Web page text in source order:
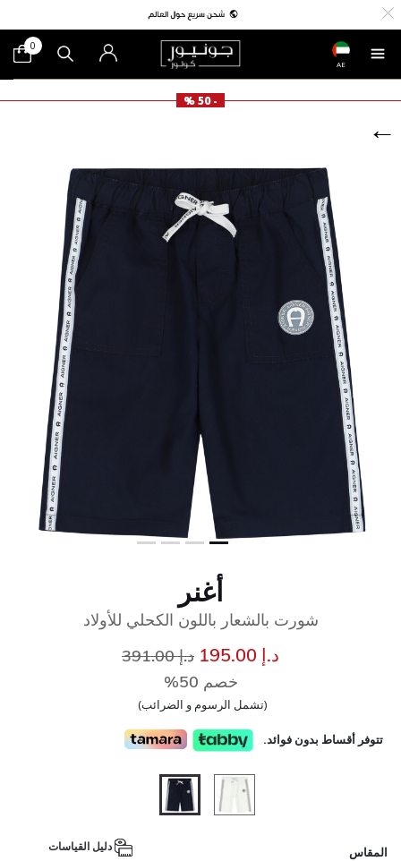
AE
0
- 50 %
أغنر
شورت بالشعار باللون الكحلي للأولاد
د.إ 195.00 سعر مخفض مند.إ 391.00
خصم 50%
(تشمل الرسوم و الضرائب)
تتوفر أقساط بدون فوائد.
المقاس